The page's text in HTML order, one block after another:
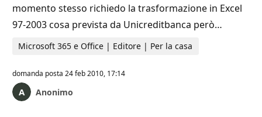
momento stesso richiedo la trasformazione in Excel
97-2003 cosa prevista da Unicreditbanca però…
Microsoft 365 e Office | Editore | Per la casa
domanda posta 24 feb 2010, 17:14
Anonimo